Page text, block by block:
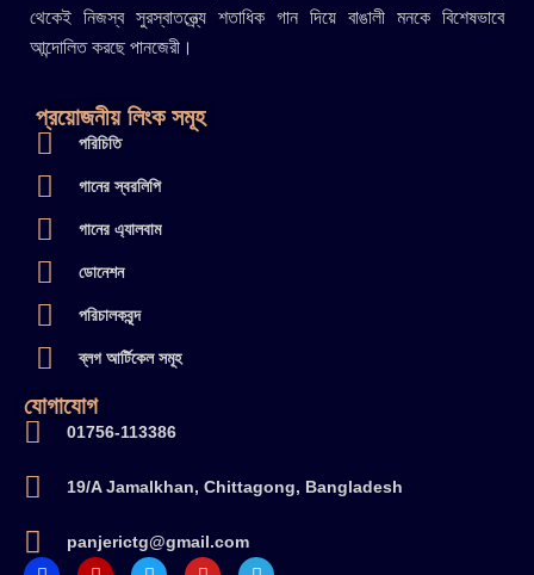
থেকেই নিজস্ব সুরস্বাতন্ত্র্যে শতাধিক গান দিয়ে বাঙালী মনকে বিশেষভাবে
আন্দোলিত করছে পানজেরী।
প্রয়োজনীয় লিংক সমূহ
পরিচিতি
গানের স্বরলিপি
গানের এ্যালবাম
ডোনেশন
পরিচালকবৃন্দ
ব্লগ আর্টিকেল সমূহ
যোগাযোগ
01756-113386
19/A Jamalkhan, Chittagong, Bangladesh
panjerictg@gmail.com